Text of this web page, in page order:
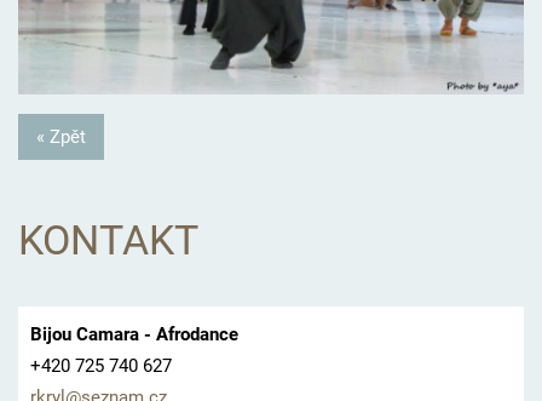
« Zpět
KONTAKT
Bijou Camara - Afrodance
+420 725 740 627